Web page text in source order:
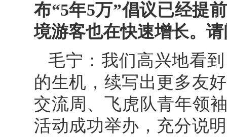
布“5年5万”倡议已经提
境游客也在快速增长。
毛宁：我们高兴地看
的生机，续写出更多友
交流周、飞虎队青年领
活动成功举办，充分说